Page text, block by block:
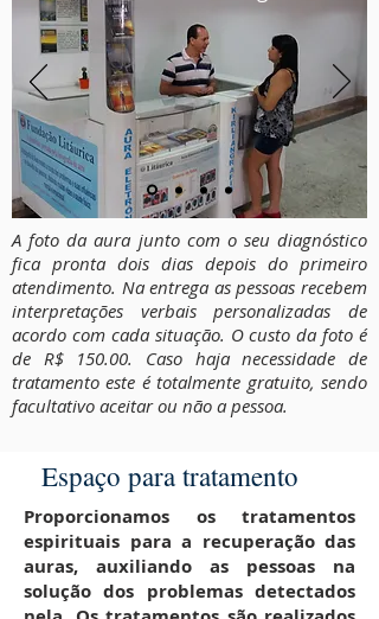
A foto da aura junto com o seu diagnóstico
fica pronta dois dias depois do primeiro
atendimento. Na entrega as pessoas recebem
interpretações verbais personalizadas de
acordo com cada situação. O custo da foto é
de R$ 150.00. Caso haja necessidade de
tratamento este é totalmente gratuito, sendo
facultativo aceitar ou não a pessoa.
Espaço para tratamento
Proporcionamos os tratamentos
espirituais para a recuperação das
auras, auxiliando as pessoas na
solução dos problemas detectados